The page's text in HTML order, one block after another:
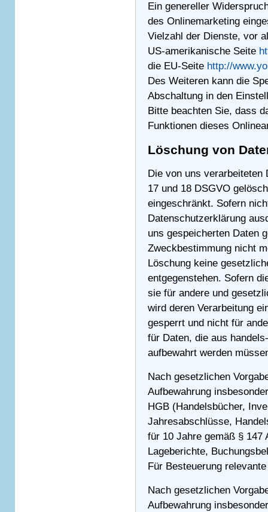
Ein genereller
des Onlinemarketing
Vielzahl der Dienste, vor
US-amerikanische Seite
die EU-Seite http://
Des Weiteren kann die
Abschaltung in den
Bitte beachten Sie, dass
Funktionen dieses
Löschung von
Die von uns verarbeiteten
17 und 18 DSGVO
eingeschränkt. Sofern
Datenschutzerklärung
uns gespeicherten Daten
Zweckbestimmung nicht
Löschung keine
entgegenstehen. Sofern
sie für andere und
wird deren Verarbeitung
gesperrt und nicht für
für Daten, die aus
aufbewahrt werden
Nach gesetzlichen
Aufbewahrung
HGB (Handelsbücher,
Jahresabschlüsse,
für 10 Jahre gemäß § 147
Lageberichte,
Für Besteuerung
Nach gesetzlichen
Aufbewahrung